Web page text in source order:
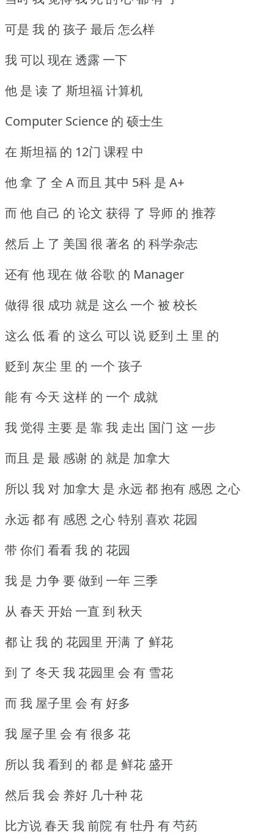
可是 我 的 孩子 最后 怎么样
我 可以 现在 透露 一下
他 是 读 了 斯坦福 计算机
Computer Science 的 硕士生
在 斯坦福 的 12门 课程 中
他 拿 了 全 A 而且 其中 5科 是 A+
而 他 自己 的 论文 获得 了 导师 的 推荐
然后 上 了 美国 很 著名 的 科学杂志
还有 他 现在 做 谷歌 的 Manager
做得 很 成功 就是 这么 一个 被 校长
这么 低 看 的 这么 可以 说 贬到 土 里 的
贬到 灰尘 里 的 一个 孩子
能 有 今天 这样 的 一个 成就
我 觉得 主要 是 靠 我 走出 国门 这 一步
而且 是 最 感谢 的 就是 加拿大
所以 我 对 加拿大 是 永远 都 抱有 感恩 之心
永远 都 有 感恩 之心 特别 喜欢 花园
带 你们 看看 我 的 花园
我 是 力争 要 做到 一年 三季
从 春天 开始 一直 到 秋天
都 让 我 的 花园里 开满 了 鲜花
到 了 冬天 我 花园里 会 有 雪花
而 我 屋子里 会 有 好多
我 屋子里 会 有 很多 花
所以 我 看到 的 都 是 鲜花 盛开
然后 我 会 养好 几十种 花
比方说 春天 我 前院 有 牡丹 有 芍药